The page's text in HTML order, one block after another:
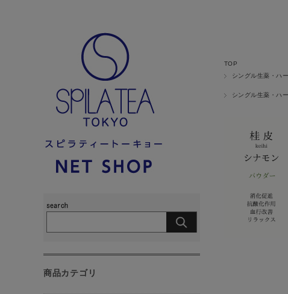
TOP
シングル生薬・ハ
シングル生薬・ハ
商品カテゴリ